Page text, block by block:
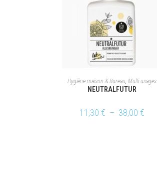
CHOIX DES OPTIONS
Hygiène maison & Bureau, Multi-usages
NEUTRALFUTUR
11,30 € – 38,00 €